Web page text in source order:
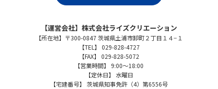
【運営会社】株式会社ライズクリエーション
【所在地】〒300-0847 茨城県土浦市卸町２丁目１４−１
【TEL】 029-828-4727
【FAX】 029-828-5072
【営業時間】 9:00～18:00
【定休日】 水曜日
【宅建番号】 茨城県知事免許（4）第6556号